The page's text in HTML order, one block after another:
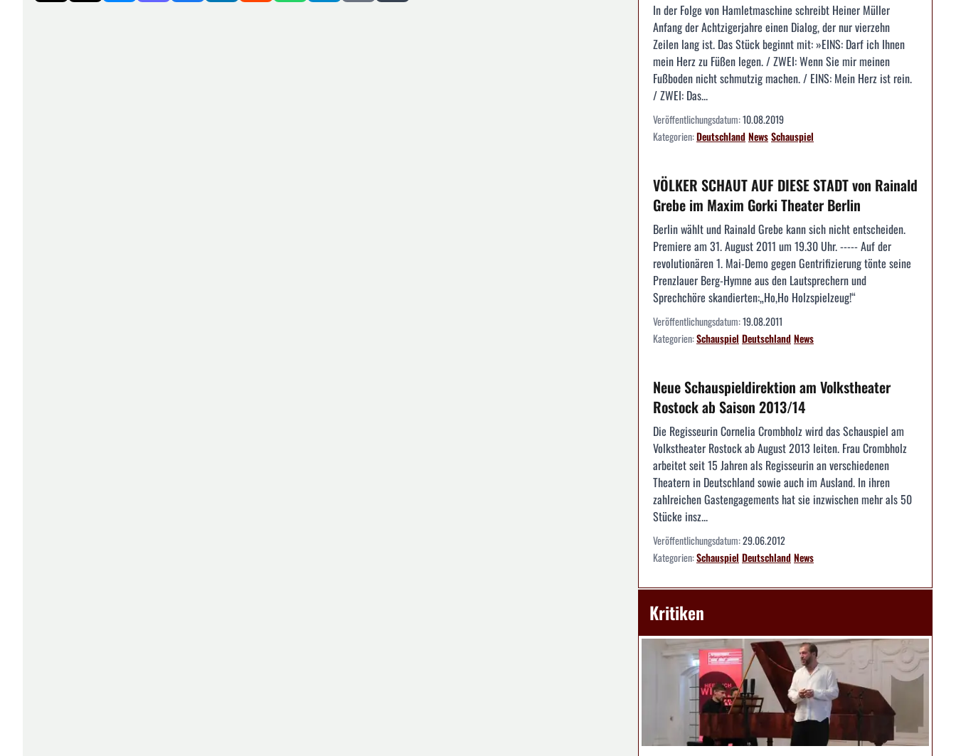
In der Folge von Hamletmaschine schreibt Heiner Müller
Anfang der Achtzigerjahre einen Dialog, der nur vierzehn
Zeilen lang ist. Das Stück beginnt mit: »EINS: Darf ich Ihnen
mein Herz zu Füßen legen. / ZWEI: Wenn Sie mir meinen
Fußboden nicht schmutzig machen. / EINS: Mein Herz ist rein.
/ ZWEI: Das...
Veröffentlichungsdatum:10.08.2019
Kategorien:DeutschlandNewsSchauspiel
VÖLKER SCHAUT AUF DIESE STADT von Rainald
Grebe im Maxim Gorki Theater Berlin
Berlin wählt und Rainald Grebe kann sich nicht entscheiden.
Premiere am 31. August 2011 um 19.30 Uhr. ----- Auf der
revolutionären 1. Mai-Demo gegen Gentrifizierung tönte seine
Prenzlauer Berg-Hymne aus den Lautsprechern und
Sprechchöre skandierten:„Ho,Ho Holzspielzeug!“
Veröffentlichungsdatum:19.08.2011
Kategorien:Schauspiel DeutschlandNews
Neue Schauspieldirektion am Volkstheater
Rostock ab Saison 2013/14
Die Regisseurin Cornelia Crombholz wird das Schauspiel am
Volkstheater Rostock ab August 2013 leiten. Frau Crombholz
arbeitet seit 15 Jahren als Regisseurin an verschiedenen
Theatern in Deutschland sowie auch im Ausland. In ihren
zahlreichen Gastengagements hat sie inzwischen mehr als 50
Stücke insz...
Veröffentlichungsdatum:29.06.2012
Kategorien:Schauspiel DeutschlandNews
Kritiken